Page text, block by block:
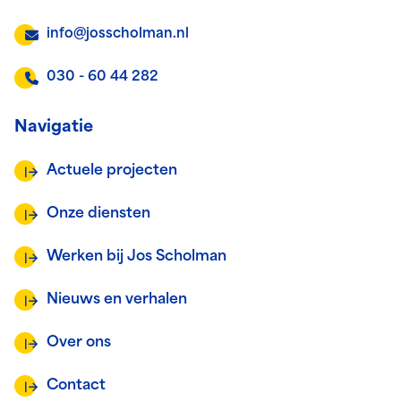
info@josscholman.nl
030 - 60 44 282
Navigatie
Actuele projecten
Onze diensten
Werken bij Jos Scholman
Nieuws en verhalen
Over ons
Contact